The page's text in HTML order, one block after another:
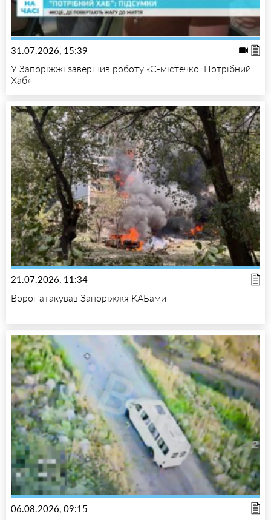
31.07.2026, 15:39
У Запоріжжі завершив роботу «Є-містечко. Потрібний
Хаб»
21.07.2026, 11:34
Ворог атакував Запоріжжя КАБами
06.08.2026, 09:15